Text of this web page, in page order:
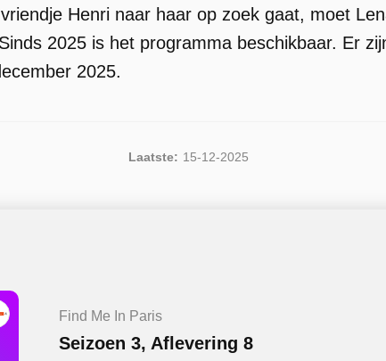
Henri naar haar op zoek gaat, moet
2025 is het programma beschikbaar. Er
2025.
Laatste: 15-12-2025
Find Me In Paris
Seizoen 3, Aflevering 8